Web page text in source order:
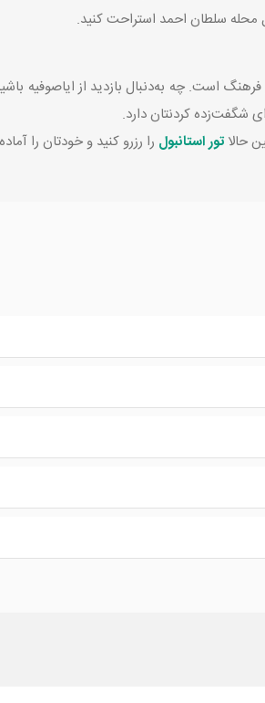
محله سلطان احمد استراحت کنید.
است. چه به‌دنبال بازدید از ایاصوفیه
شگفت‌زده کردنتان دارد.
حالاتور استانبول را رزرو کنید و خودتان را